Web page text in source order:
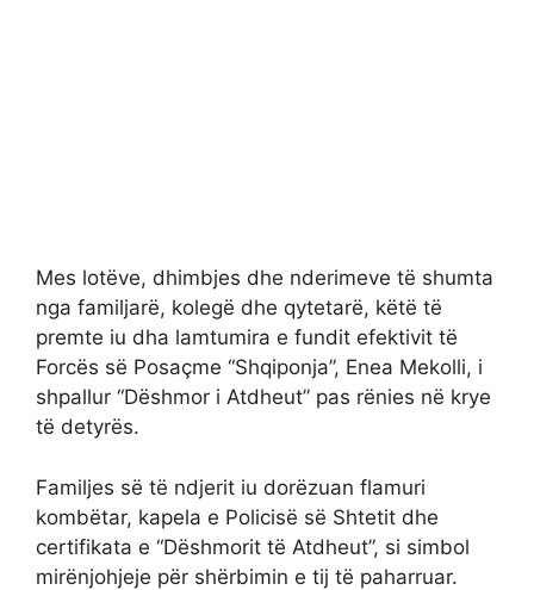
Mes lotëve, dhimbjes dhe nderimeve të shumta
nga familjarë, kolegë dhe qytetarë, këtë të
premte iu dha lamtumira e fundit efektivit të
Forcës së Posaçme “Shqiponja”, Enea Mekolli, i
shpallur “Dëshmor i Atdheut” pas rënies në krye
të detyrës.
Familjes së të ndjerit iu dorëzuan flamuri
kombëtar, kapela e Policisë së Shtetit dhe
certifikata e “Dëshmorit të Atdheut”, si simbol
mirënjohjeje për shërbimin e tij të paharruar.